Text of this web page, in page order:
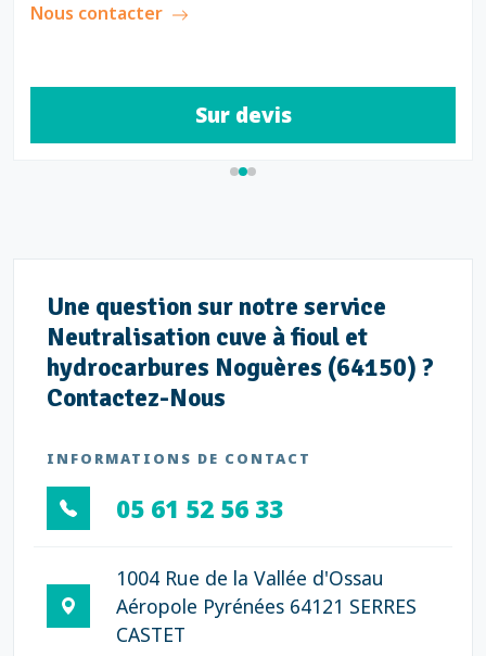
Nous contacter
Sur devis
Une question sur notre service
Neutralisation cuve à fioul et
hydrocarbures Noguères (64150) ?
Contactez-Nous
INFORMATIONS DE CONTACT
05 61 52 56 33
1004 Rue de la Vallée d'Ossau
Aéropole Pyrénées 64121 SERRES
CASTET